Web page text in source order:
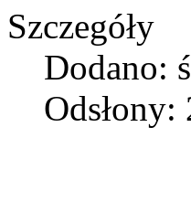
Szczegóły
Dodano:
Odsłony: